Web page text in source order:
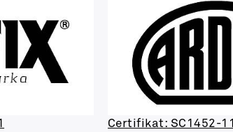
Certifikat: SC1452-11